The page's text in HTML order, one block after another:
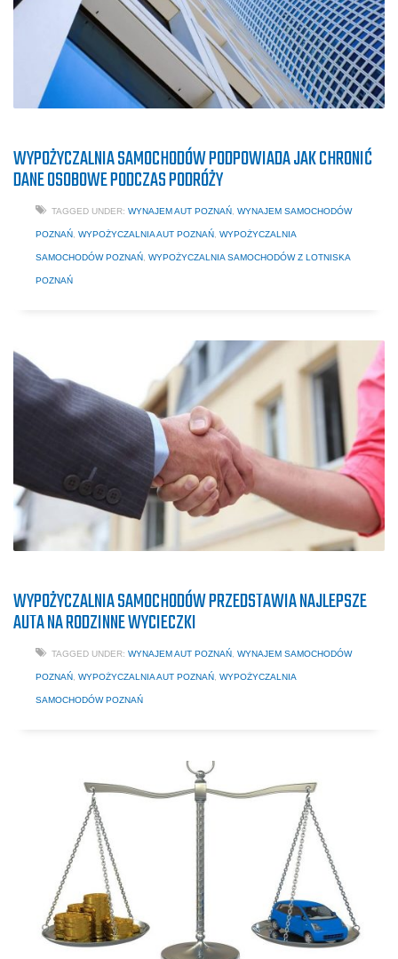
WYPOŻYCZALNIA SAMOCHODÓW PODPOWIADA JAK CHRONIĆ
DANE OSOBOWE PODCZAS PODRÓŻY
TAGGED UNDER: WYNAJEM AUT POZNAŃ WYNAJEM SAMOCHODÓW
POZNAŃ WYPOŻYCZALNIA AUT POZNAŃ WYPOŻYCZALNIA
SAMOCHODÓW POZNAŃ WYPOŻYCZALNIA SAMOCHODÓW Z LOTNISKA
POZNAŃ
WYPOŻYCZALNIA SAMOCHODÓW PRZEDSTAWIA NAJLEPSZE
AUTA NA RODZINNE WYCIECZKI
TAGGED UNDER: WYNAJEM AUT POZNAŃ WYNAJEM SAMOCHODÓW
POZNAŃ WYPOŻYCZALNIA AUT POZNAŃ WYPOŻYCZALNIA
SAMOCHODÓW POZNAŃ